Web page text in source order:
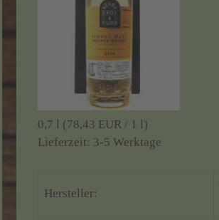
0,7 l (78,43 EUR / 1 l)
Lieferzeit: 3-5 Werktage
Hersteller: